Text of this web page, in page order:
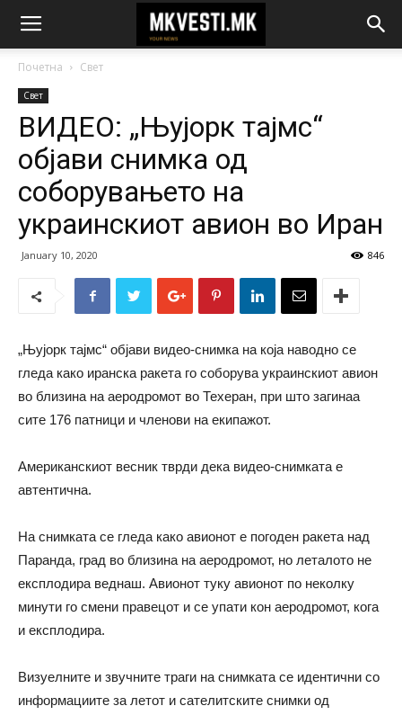
Почетна Свет
Свет
ВИДЕО: „Њујорк тајмс“
објави снимка од
соборувањето на
украинскиот авион во Иран
January 10, 2020 846
„Њујорк тајмс“ објави видео-снимка на која наводно се
гледа како иранска ракета го соборува украинскиот авион
во близина на аеродромот во Техеран, при што загинаа
сите 176 патници и членови на екипажот.
Американскиот весник тврди дека видео-снимката е
автентична.
На снимката се гледа како авионот е погоден ракета над
Паранда, град во близина на аеродромот, но леталото не
експлодира веднаш. Авионот туку авионот по неколку
минути го смени правецот и се упати кон аеродромот, кога
и експлодира.
Визуелните и звучните траги на снимката се идентични со
информациите за летот и сателитските снимки од